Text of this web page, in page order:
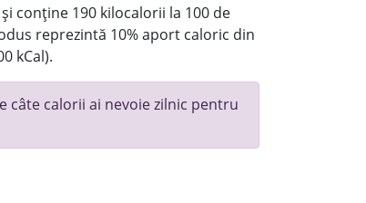
conține 190 kilocalorii la 100 de
reprezintă 10% aport caloric din
kCal).
câte calorii ai nevoie zilnic pentru